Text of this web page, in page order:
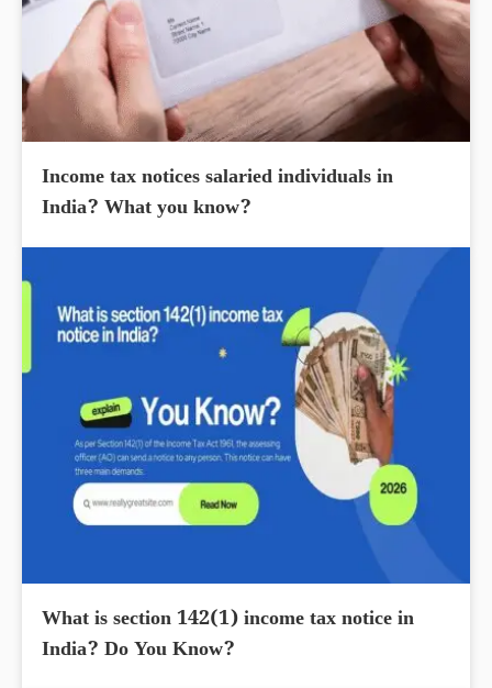
Income tax notices salaried individuals in
India? What you know?
What is section 142(1) income tax notice in
India? Do You Know?